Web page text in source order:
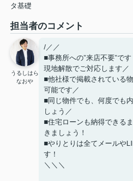
タ基礎
担当者のコメント
うるしはら
なおや
/／／
■事務所への”来店不要”で
現地解散でご対応します／
■他社様で掲載されている
可能です／
■同じ物件でも、何度でも
しょう／
■住宅ローンも納得できる
きましょう！
■やりとりは全てメールや
す！
＼＼＼